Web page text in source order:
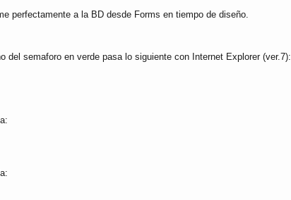
perfectamente a la BD desde Forms en tiempo de diseño.
semaforo en verde pasa lo siguiente con Internet Explorer (ver.7):